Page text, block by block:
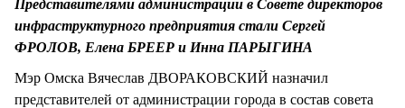
Представителями администрации в Совете директоров
инфраструктурного предприятия стали Сергей
ФРОЛОВ, Елена БРЕЕР и Инна ПАРЫГИНА
Мэр Омска Вячеслав ДВОРАКОВСКИЙ назначил
представителей от администрации города в состав совета